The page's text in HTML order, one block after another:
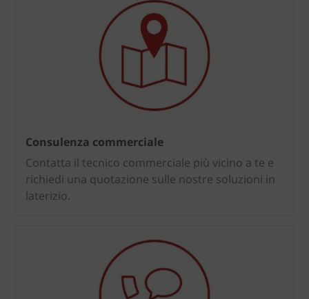
Consulenza commerciale
Contatta il tecnico commerciale più vicino a te e
richiedi una quotazione sulle nostre soluzioni in
laterizio.